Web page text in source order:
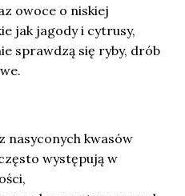
owoce o niskiej
jak jagody i cytrusy,
sprawdzą się ryby, drób
nasyconych kwasów
występują w